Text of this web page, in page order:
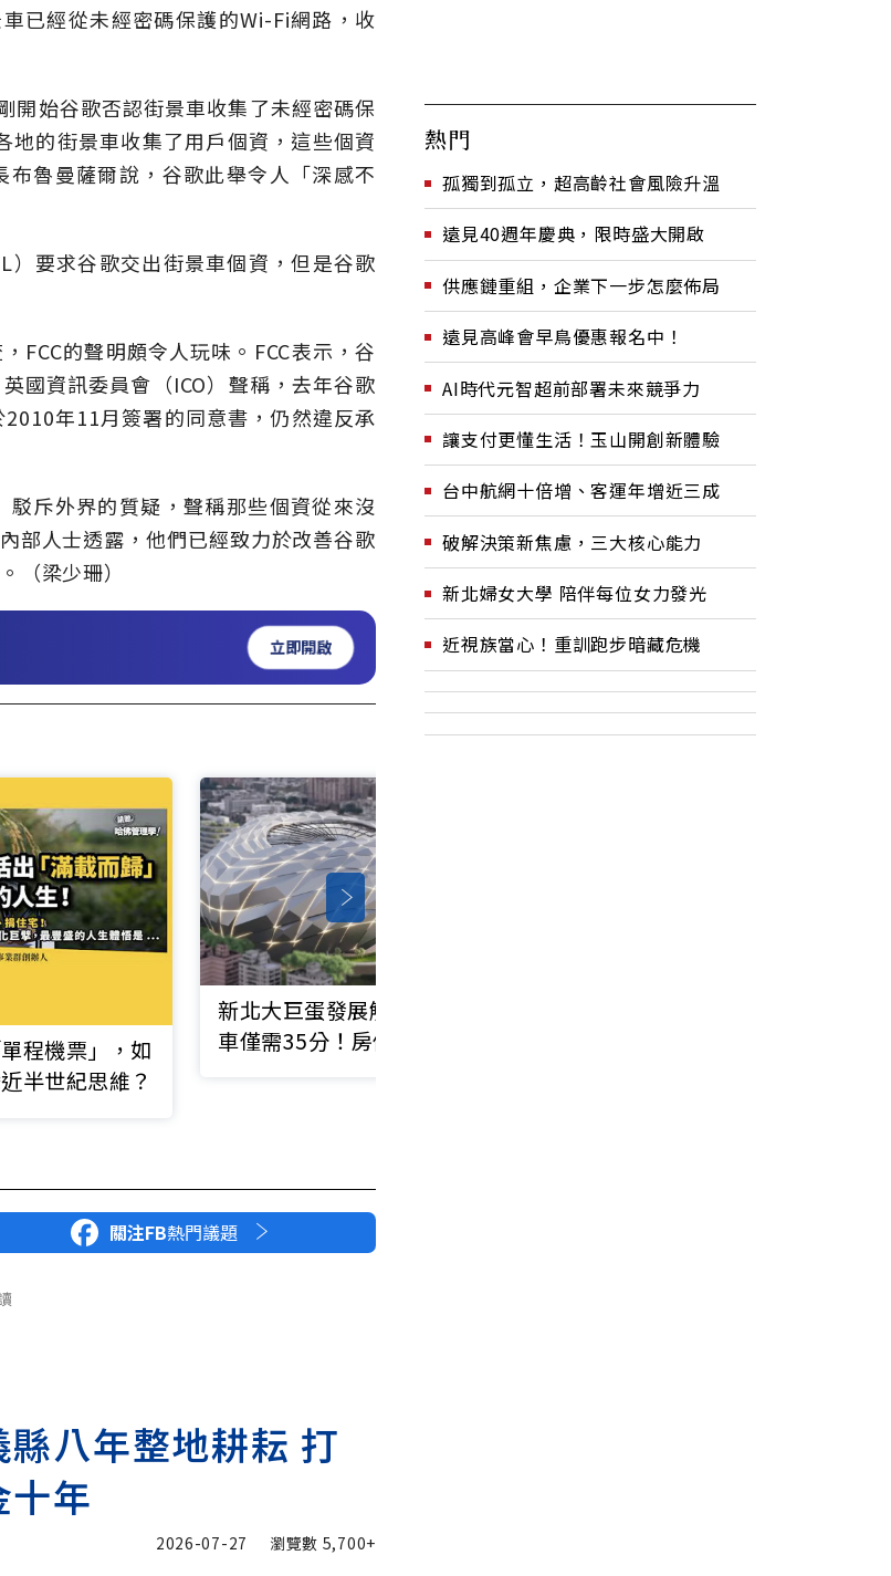
已經從未經密碼保護的Wi-Fi網路，收
開始谷歌否認街景車收集了未經密碼保
的街景車收集了用戶個資，這些個資
魯曼薩爾說，谷歌此舉令人「深感不
）要求谷歌交出街景車個資，但是谷歌
FCC的聲明頗令人玩味。FCC表示，谷
國資訊委員會（ICO）聲稱，去年谷歌
年11月簽署的同意書，仍然違反承
斥外界的質疑，聲稱那些個資從來沒
部人士透露，他們已經致力於改善谷歌
（梁少珊）
立即開啟
程機票」，如
半世紀思維？
新北大巨蛋發展解析》到北
車僅需35分！房價會漲？
關注FB熱門議題
縣八年整地耕耘 打
年
2026-07-27 瀏覽數 5,700+
熱門
孤獨到孤立，超高齡社會風險升溫
遠見40週年慶典，限時盛大開啟
供應鏈重組，企業下一步怎麼佈局
遠見高峰會早鳥優惠報名中！
AI時代元智超前部署未來競爭力
讓支付更懂生活！玉山開創新體驗
台中航網十倍增、客運年增近三成
破解決策新焦慮，三大核心能力
新北婦女大學 陪伴每位女力發光
近視族當心！重訓跑步暗藏危機